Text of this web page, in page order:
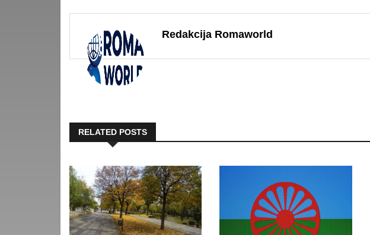
Redakcija Romaworld
RELATED POSTS